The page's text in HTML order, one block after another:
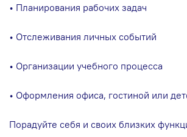
• Планирования рабочих задач
• Отслеживания личных событий
• Организации учебного процесса
• Оформления офиса, гостиной или
Порадуйте себя и своих близких